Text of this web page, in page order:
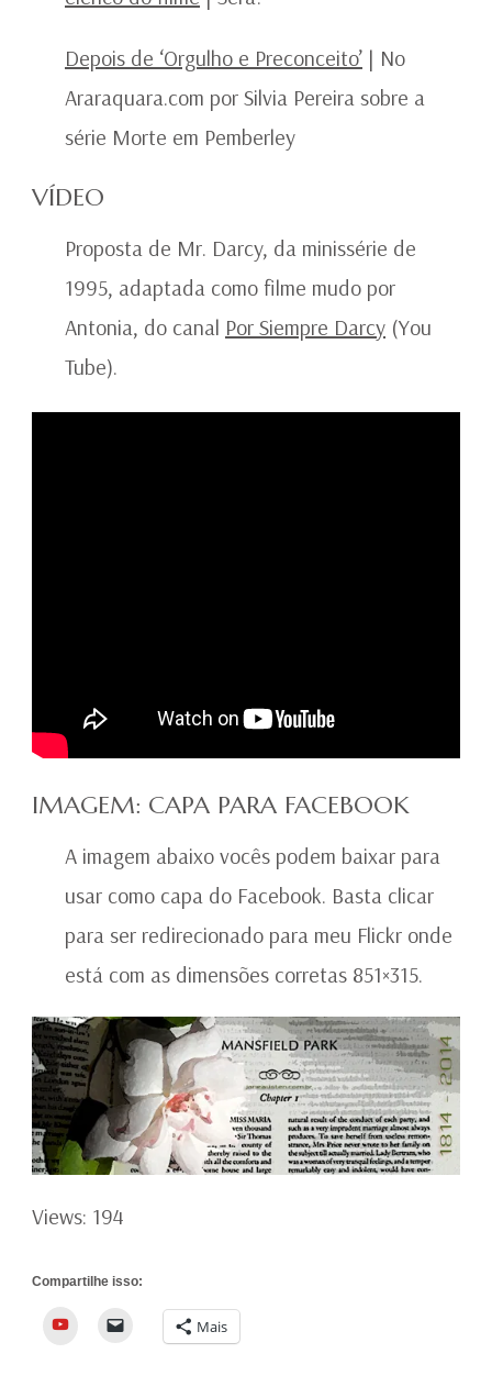
Depois de ‘Orgulho e Preconceito’ | No
Araraquara.com por Silvia Pereira sobre a
série Morte em Pemberley
VÍDEO
Proposta de Mr. Darcy, da minissérie de
1995, adaptada como filme mudo por
Antonia, do canal Por Siempre Darcy (You
Tube).
IMAGEM: CAPA PARA FACEBOOK
A imagem abaixo vocês podem baixar para
usar como capa do Facebook. Basta clicar
para ser redirecionado para meu Flickr onde
está com as dimensões corretas 851×315.
Views: 194
Compartilhe isso:
YouTube Mais